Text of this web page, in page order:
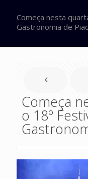
Começa nesta
Gastronomia de
Começa
o 18º